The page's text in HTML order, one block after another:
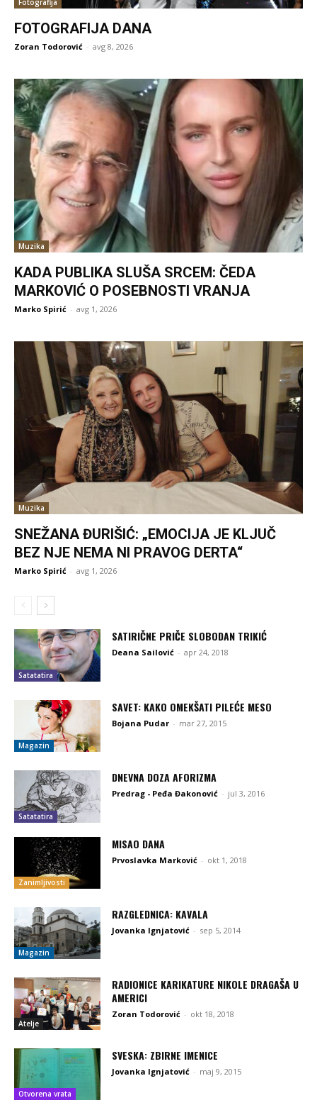
FOTOGRAFIJA DANA
Zoran Todorović - avg 8, 2026
Muzika
KADA PUBLIKA SLUŠA SRCEM: ČEDA
MARKOVIĆ O POSEBNOSTI VRANJA
Marko Spirić - avg 1, 2026
Muzika
SNEŽANA ĐURIŠIĆ: „EMOCIJA JE KLJUČ
BEZ NJE NEMA NI PRAVOG DERTA“
Marko Spirić - avg 1, 2026
Satatatira
SATIRIČNE PRIČE SLOBODAN TRIKIĆ
Deana Sailović - apr 24, 2018
Magazin
SAVET: KAKO OMEKŠATI PILEĆE MESO
Bojana Pudar - mar 27, 2015
Satatatira
DNEVNA DOZA AFORIZMA
Predrag - Peđa Đakonović - jul 3, 2016
Zanimljivosti
MISAO DANA
Prvoslavka Marković - okt 1, 2018
Magazin
RAZGLEDNICA: KAVALA
Jovanka Ignjatović - sep 5, 2014
Atelje
RADIONICE KARIKATURE NIKOLE DRAGAŠA U
AMERICI
Zoran Todorović - okt 18, 2018
Otvorena vrata
SVESKA: ZBIRNE IMENICE
Jovanka Ignjatović - maj 9, 2015